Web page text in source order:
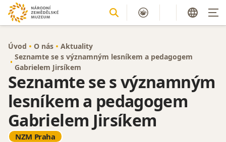
Úvod O nás
Aktuality
Seznamte se s významným lesníkem a pedagogem
Gabrielem Jirsíkem
Seznamte se s významným
lesníkem a pedagogem
Gabrielem Jirsíkem
NZM Praha